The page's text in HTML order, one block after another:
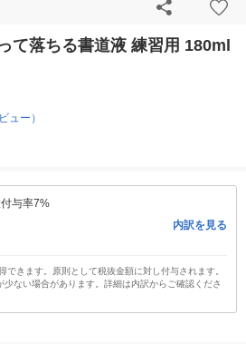
て落ちる書道液 練習用 180ml
ュー）
与率7%
内訳を見る
できます。原則として税抜金額に対し付与されます。
ない場合があります。詳細は内訳からご確認くださ